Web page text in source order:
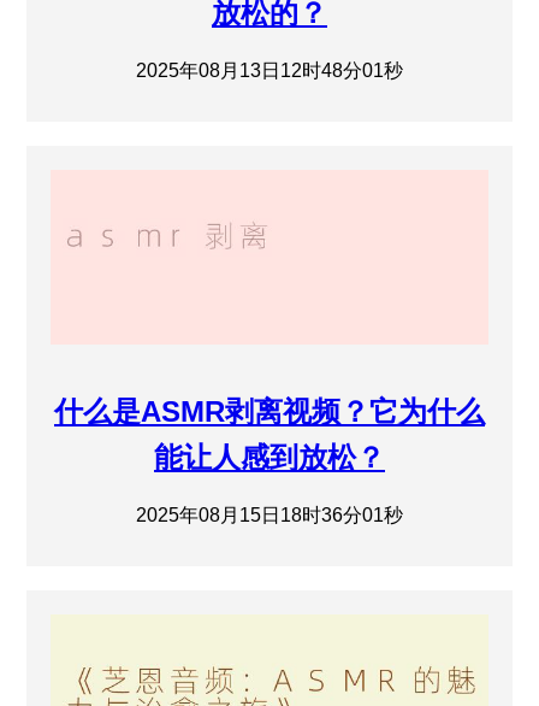
放松的？
2025年08月13日12时48分01秒
什么是ASMR剥离视频？它为什么
能让人感到放松？
2025年08月15日18时36分01秒